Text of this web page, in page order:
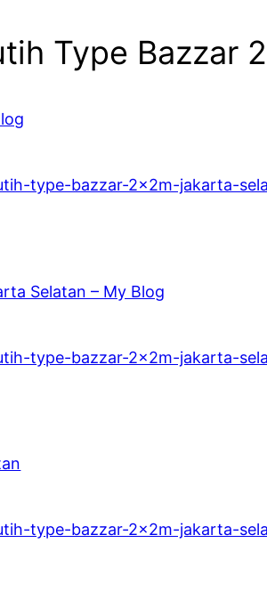
Type Bazzar
type-bazzar-2x2m-jakarta-
Selatan – My Blog
type-bazzar-2x2m-jakarta-
type-bazzar-2x2m-jakarta-